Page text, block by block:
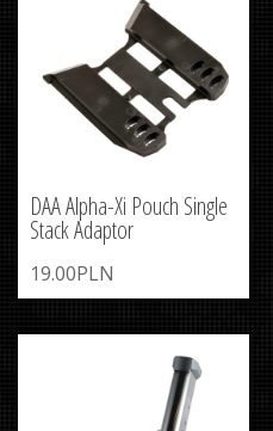
DAA Alpha-Xi Pouch Single
Stack Adaptor
19.00PLN